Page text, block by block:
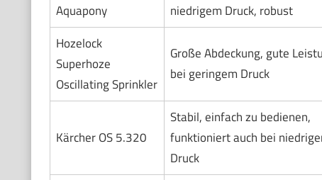
Aquapony
niedrigem Druck, robust
Hozelock
Superhoze
Oscillating Sprinkler
Große Abdeckung, gute
bei geringem Druck
Kärcher OS 5.320
Stabil, einfach zu bedienen,
funktioniert auch bei
Druck